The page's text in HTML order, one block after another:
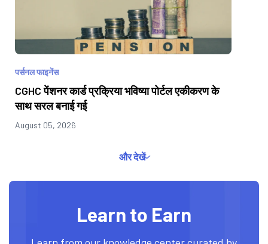
पर्सनल फाइनेंस
CGHC पेंशनर कार्ड प्रक्रिया भविष्या पोर्टल एकीकरण के
साथ सरल बनाई गई
August 05, 2026
और देखें
Learn to Earn